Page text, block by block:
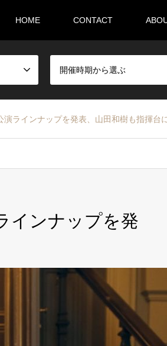
HOME CONTACT
開催時期から選ぶ
ラインナップを発表、山田和樹も指揮台
インナップを発